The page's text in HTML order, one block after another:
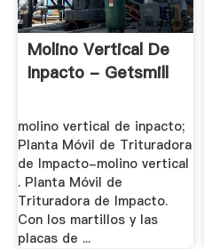
Molino Vertical De
Inpacto - Getsmill
molino vertical de inpacto;
Planta Móvil de Trituradora
de Impacto-molino vertical
. Planta Móvil de
Trituradora de Impacto.
Con los martillos y las
placas de ...